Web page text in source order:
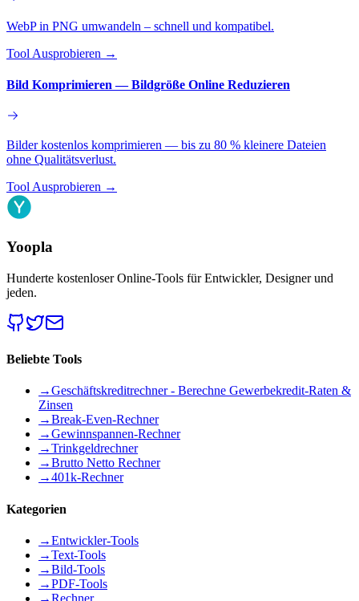
WebP in PNG umwandeln – schnell und kompatibel.
Tool Ausprobieren →
Bild Komprimieren — Bildgröße Online Reduzieren
Bilder kostenlos komprimieren — bis zu 80 % kleinere Dateien
ohne Qualitätsverlust.
Tool Ausprobieren →
Yoopla
Hunderte kostenloser Online-Tools für Entwickler, Designer und
jeden.
Beliebte Tools
→Geschäftskreditrechner - Berechne Gewerbekredit-Raten &
Zinsen
→Break-Even-Rechner
→Gewinnspannen-Rechner
→Trinkgeldrechner
→Brutto Netto Rechner
→401k-Rechner
Kategorien
→Entwickler-Tools
→Text-Tools
→Bild-Tools
→PDF-Tools
→Rechner